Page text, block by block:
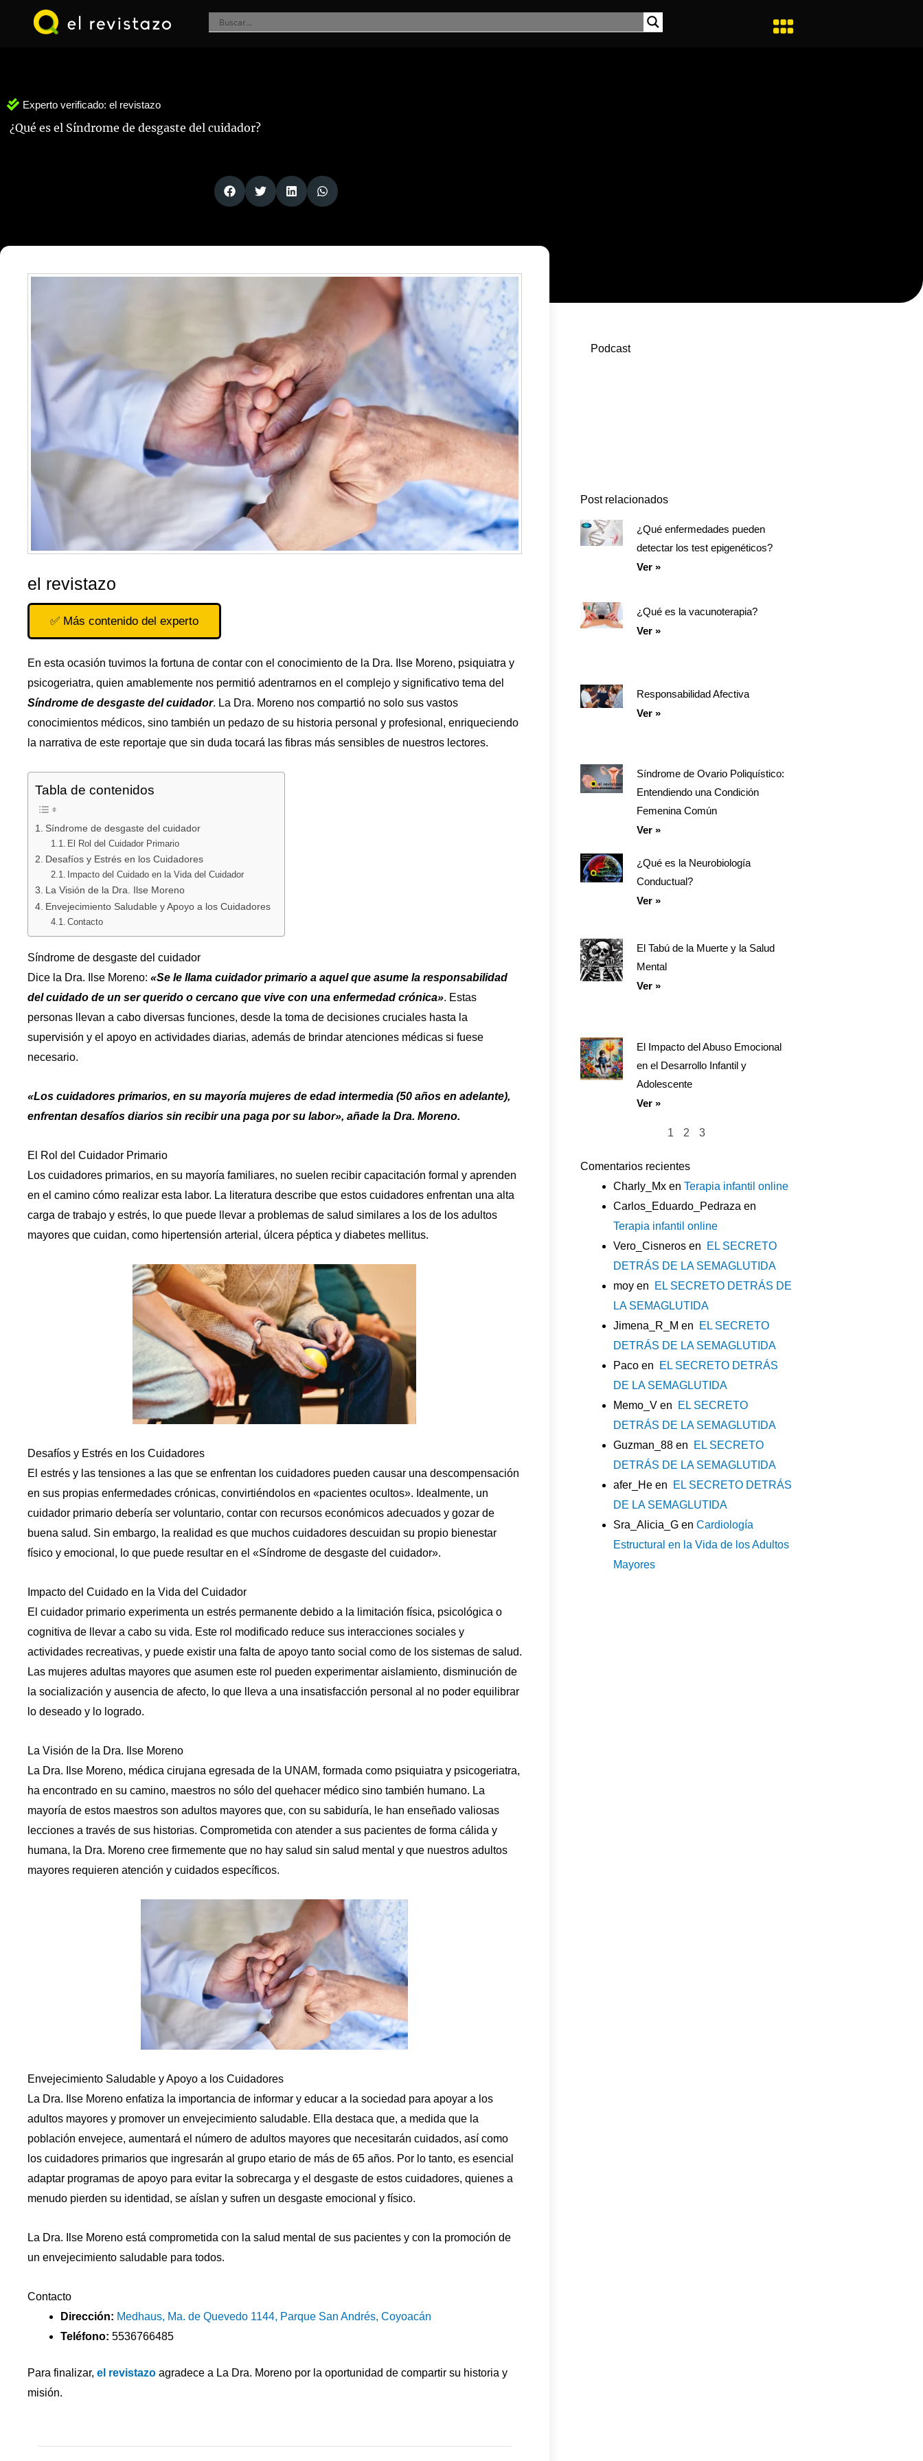
Experto verificado: el revistazo
¿Qué es el Síndrome de desgaste del cuidador?
el revistazo
✅ Más contenido del experto
En esta ocasión tuvimos la fortuna de contar con el conocimiento de la Dra. Ilse Moreno, psiquiatra y
psicogeriatra, quien amablemente nos permitió adentrarnos en el complejo y significativo tema del
Síndrome de desgaste del cuidador. La Dra. Moreno nos compartió no solo sus vastos
conocimientos médicos, sino también un pedazo de su historia personal y profesional, enriqueciendo
la narrativa de este reportaje que sin duda tocará las fibras más sensibles de nuestros lectores.
Tabla de contenidos
Síndrome de desgaste del cuidador
El Rol del Cuidador Primario
Desafíos y Estrés en los Cuidadores
Impacto del Cuidado en la Vida del Cuidador
La Visión de la Dra. Ilse Moreno
Envejecimiento Saludable y Apoyo a los Cuidadores
Contacto
Síndrome de desgaste del cuidador
Dice la Dra. Ilse Moreno: «Se le llama cuidador primario a aquel que asume la responsabilidad
del cuidado de un ser querido o cercano que vive con una enfermedad crónica». Estas
personas llevan a cabo diversas funciones, desde la toma de decisiones cruciales hasta la
supervisión y el apoyo en actividades diarias, además de brindar atenciones médicas si fuese
necesario.
«Los cuidadores primarios, en su mayoría mujeres de edad intermedia (50 años en adelante),
enfrentan desafíos diarios sin recibir una paga por su labor», añade la Dra. Moreno.
El Rol del Cuidador Primario
Los cuidadores primarios, en su mayoría familiares, no suelen recibir capacitación formal y aprenden
en el camino cómo realizar esta labor. La literatura describe que estos cuidadores enfrentan una alta
carga de trabajo y estrés, lo que puede llevar a problemas de salud similares a los de los adultos
mayores que cuidan, como hipertensión arterial, úlcera péptica y diabetes mellitus.
Desafíos y Estrés en los Cuidadores
El estrés y las tensiones a las que se enfrentan los cuidadores pueden causar una descompensación
en sus propias enfermedades crónicas, convirtiéndolos en «pacientes ocultos». Idealmente, un
cuidador primario debería ser voluntario, contar con recursos económicos adecuados y gozar de
buena salud. Sin embargo, la realidad es que muchos cuidadores descuidan su propio bienestar
físico y emocional, lo que puede resultar en el «Síndrome de desgaste del cuidador».
Impacto del Cuidado en la Vida del Cuidador
El cuidador primario experimenta un estrés permanente debido a la limitación física, psicológica o
cognitiva de llevar a cabo su vida. Este rol modificado reduce sus interacciones sociales y
actividades recreativas, y puede existir una falta de apoyo tanto social como de los sistemas de salud.
Las mujeres adultas mayores que asumen este rol pueden experimentar aislamiento, disminución de
la socialización y ausencia de afecto, lo que lleva a una insatisfacción personal al no poder equilibrar
lo deseado y lo logrado.
La Visión de la Dra. Ilse Moreno
La Dra. Ilse Moreno, médica cirujana egresada de la UNAM, formada como psiquiatra y psicogeriatra,
ha encontrado en su camino, maestros no sólo del quehacer médico sino también humano. La
mayoría de estos maestros son adultos mayores que, con su sabiduría, le han enseñado valiosas
lecciones a través de sus historias. Comprometida con atender a sus pacientes de forma cálida y
humana, la Dra. Moreno cree firmemente que no hay salud sin salud mental y que nuestros adultos
mayores requieren atención y cuidados específicos.
Envejecimiento Saludable y Apoyo a los Cuidadores
La Dra. Ilse Moreno enfatiza la importancia de informar y educar a la sociedad para apoyar a los
adultos mayores y promover un envejecimiento saludable. Ella destaca que, a medida que la
población envejece, aumentará el número de adultos mayores que necesitarán cuidados, así como
los cuidadores primarios que ingresarán al grupo etario de más de 65 años. Por lo tanto, es esencial
adaptar programas de apoyo para evitar la sobrecarga y el desgaste de estos cuidadores, quienes a
menudo pierden su identidad, se aíslan y sufren un desgaste emocional y físico.
La Dra. Ilse Moreno está comprometida con la salud mental de sus pacientes y con la promoción de
un envejecimiento saludable para todos.
Contacto
Dirección: Medhaus, Ma. de Quevedo 1144, Parque San Andrés, Coyoacán
Teléfono: 5536766485
Para finalizar, el revistazo agradece a La Dra. Moreno por la oportunidad de compartir su historia y
misión.
Podcast
Pódcast
Post relacionados
¿Qué enfermedades pueden
detectar los test epigenéticos?
Ver »
¿Qué es la vacunoterapia?
Ver »
Responsabilidad Afectiva
Ver »
Síndrome de Ovario Poliquístico:
Entendiendo una Condición
Femenina Común
Ver »
¿Qué es la Neurobiología
Conductual?
Ver »
El Tabú de la Muerte y la Salud
Mental
Ver »
El Impacto del Abuso Emocional
en el Desarrollo Infantil y
Adolescente
Ver »
Página
1
Página
2
Página
3
Comentarios recientes
Charly_Mxen Terapia infantil online
Carlos_Eduardo_Pedraza en
Terapia infantil online
Vero_Cisnerosen
EL SECRETO
DETRÁS DE LA SEMAGLUTIDA
moyen
EL SECRETO DETRÁS DE
LA SEMAGLUTIDA
Jimena_R_M en
EL SECRETO
DETRÁS DE LA SEMAGLUTIDA
Pacoen
EL SECRETO DETRÁS
DE LA SEMAGLUTIDA
Memo_Ven
EL SECRETO
DETRÁS DE LA SEMAGLUTIDA
Guzman_88en
EL SECRETO
DETRÁS DE LA SEMAGLUTIDA
afer_Heen
EL SECRETO DETRÁS
DE LA SEMAGLUTIDA
Sra_Alicia_Gen Cardiología
Estructural en la Vida de los Adultos
Mayores